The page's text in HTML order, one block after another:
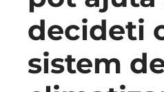
decideti
sistem